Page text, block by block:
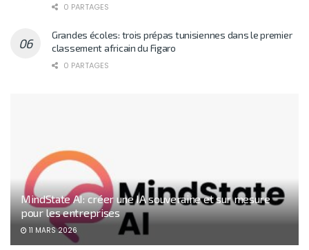
0 PARTAGES
Grandes écoles: trois prépas tunisiennes dans le premier
classement africain du Figaro
0 PARTAGES
MindState AI: créer une IA souveraine et sur mesure
pour les entreprises
11 MARS 2026